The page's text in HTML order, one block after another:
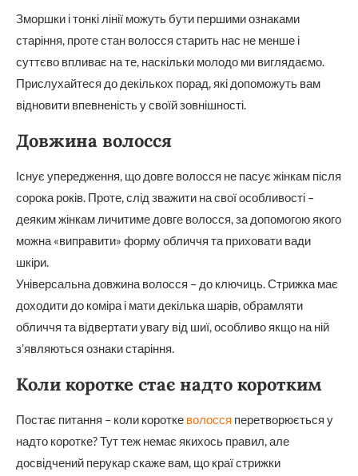
Зморшки і тонкі лінії можуть бути першими ознаками
старіння, проте стан волосся старить нас не менше і
суттєво впливає на те, наскільки молодо ми виглядаємо.
Прислухайтеся до декількох порад, які допоможуть вам
відновити впевненість у своїй зовнішності.
Довжина волосся
Існує упередження, що довге волосся не пасує жінкам після
сорока років. Проте, слід зважити на свої особливості –
деяким жінкам личитиме довге волосся, за допомогою якого
можна «виправити» форму обличчя та приховати вади
шкіри.
Універсальна довжина волосся – до ключиць. Стрижка має
доходити до коміра і мати декілька шарів, обрамляти
обличчя та відвертати увагу від шиї, особливо якщо на ній
з’являються ознаки старіння.
Коли коротке стає надто коротким
Постає питання – коли коротке волосся перетворюється у
надто коротке? Тут теж немає якихось правил, але
досвідчений перукар скаже вам, що краї стрижки